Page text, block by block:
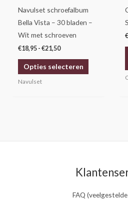
Navulset schroefalbum
Bella Vista – 30 bladen –
Wit met schroeven
€18,95 - €21,50
Opties selecteren
Navulset
FAQ